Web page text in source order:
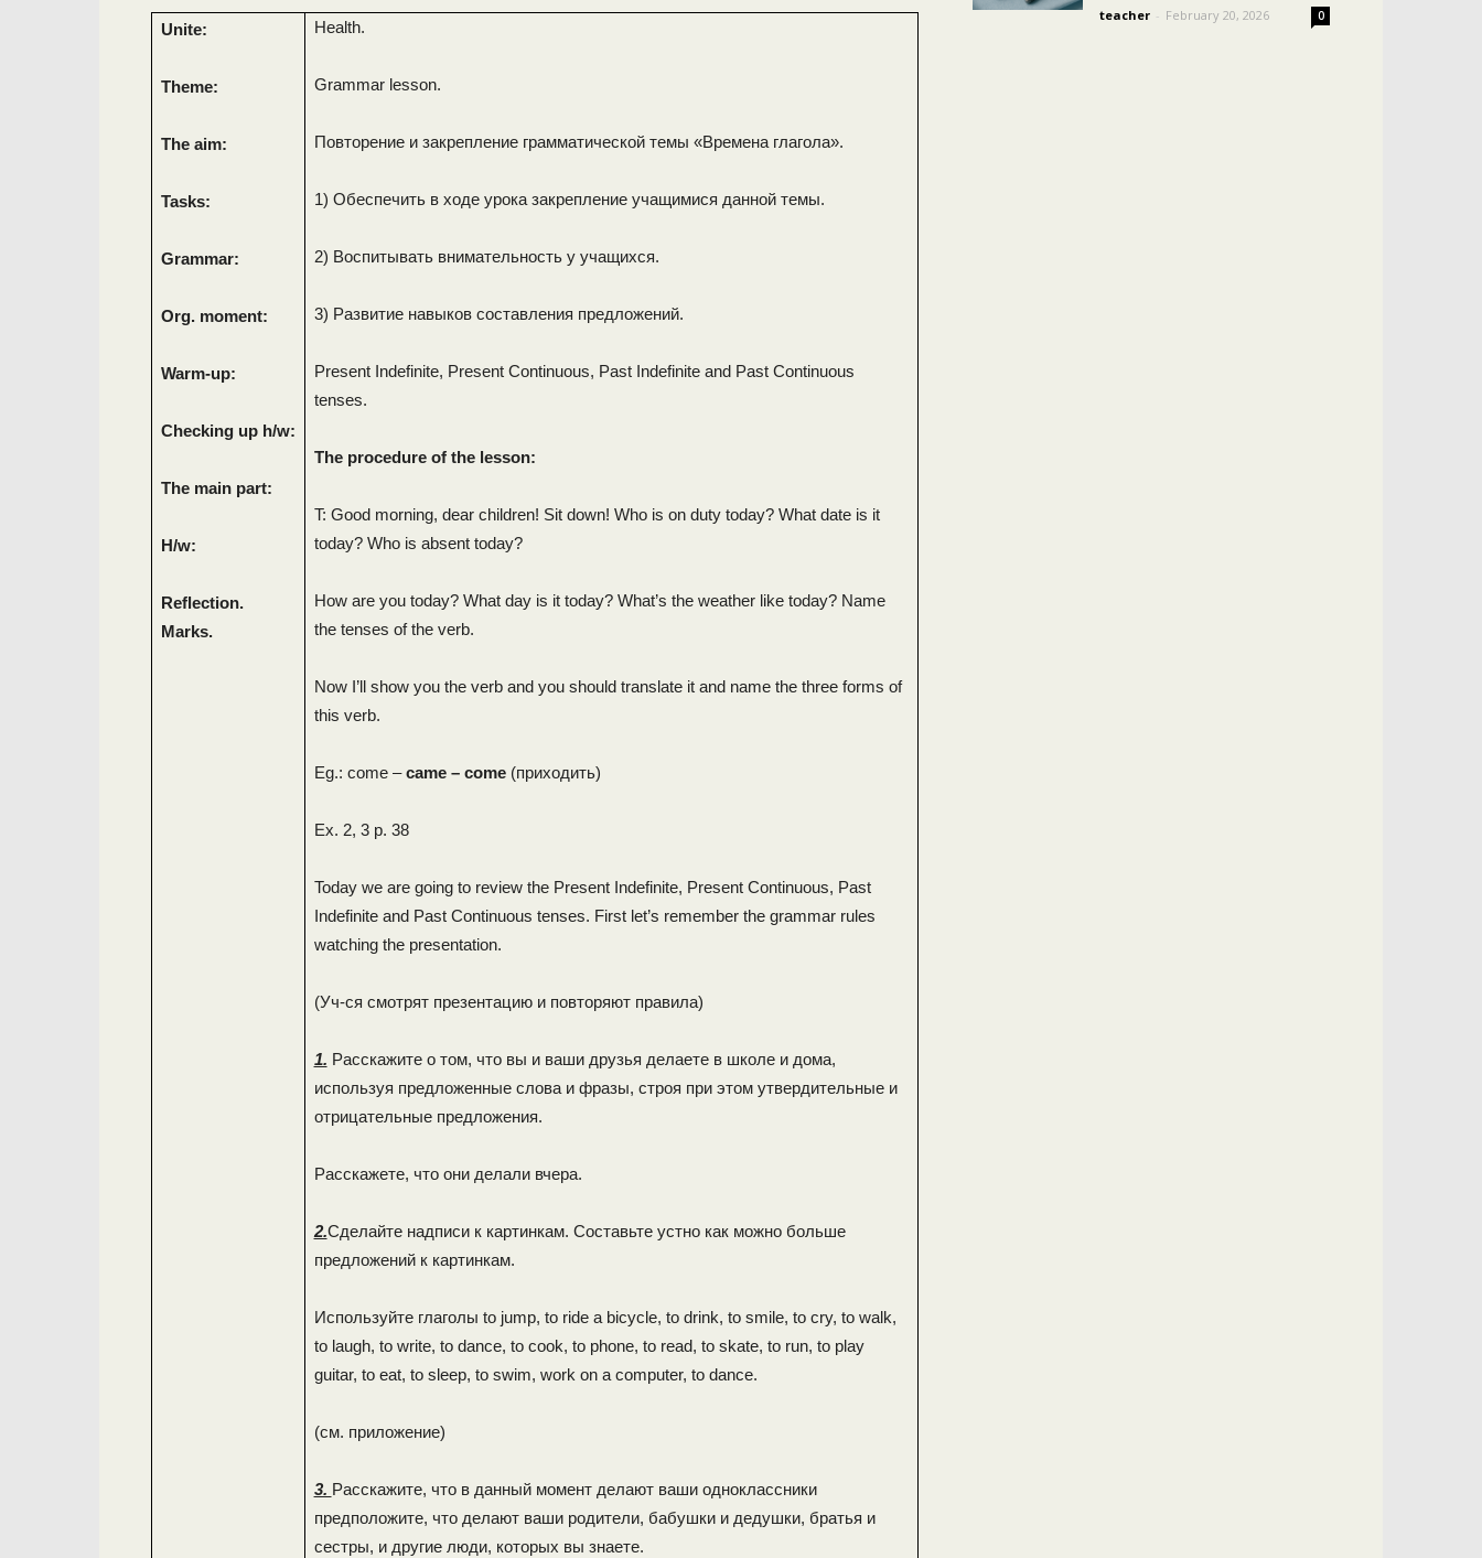
Unite:
Theme:
The aim:
Tasks:
Grammar:
Org. moment:
Warm-up:
Checking up h/w:
The main part:
H/w:
Reflection.
Marks.
Health.
Grammar lesson.
Повторение и закрепление грамматической темы «Времена глагола».
1) Обеспечить в ходе урока закрепление учащимися данной темы.
2) Воспитывать внимательность у учащихся.
3) Развитие навыков составления предложений.
Present Indefinite, Present Continuous, Past Indefinite and Past Continuous
tenses.
The procedure of the lesson:
T: Good morning, dear children! Sit down! Who is on duty today? What date is it
today? Who is absent today?
How are you today? What day is it today? What’s the weather like today? Name
the tenses of the verb.
Now I’ll show you the verb and you should translate it and name the three forms of
this verb.
Eg.: come –came – come(приходить)
Ex. 2, 3 p. 38
Today we are going to review the Present Indefinite, Present Continuous, Past
Indefinite and Past Continuous tenses. First let’s remember the grammar rules
watching the presentation.
(Уч-ся смотрят презентацию и повторяют правила)
1. Расскажите о том, что вы и ваши друзья делаете в школе и дома,
используя предложенные слова и фразы, строя при этом утвердительные и
отрицательные предложения.
Расскажете, что они делали вчера.
2.Сделайте надписи к картинкам. Составьте устно как можно больше
предложений к картинкам.
Используйте глаголы to jump, to ride a bicycle, to drink, to smile, to cry, to walk,
to laugh, to write, to dance, to cook, to phone, to read, to skate, to run, to play
guitar, to eat, to sleep, to swim, work on a computer, to dance.
(см. приложение)
3. Расскажите, что в данный момент делают ваши одноклассники
предположите, что делают ваши родители, бабушки и дедушки, братья и
сестры, и другие люди, которых вы знаете.
teacher - February 20, 2026 0